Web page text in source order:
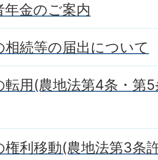
年金のご案内
相続等の届出について
転用(農地法第4条・第
権利移動(農地法第3条